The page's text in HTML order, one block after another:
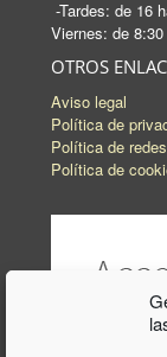
-Tardes: de 16
Viernes: de
OTROS
Aviso legal
Política de
Política de
Política de